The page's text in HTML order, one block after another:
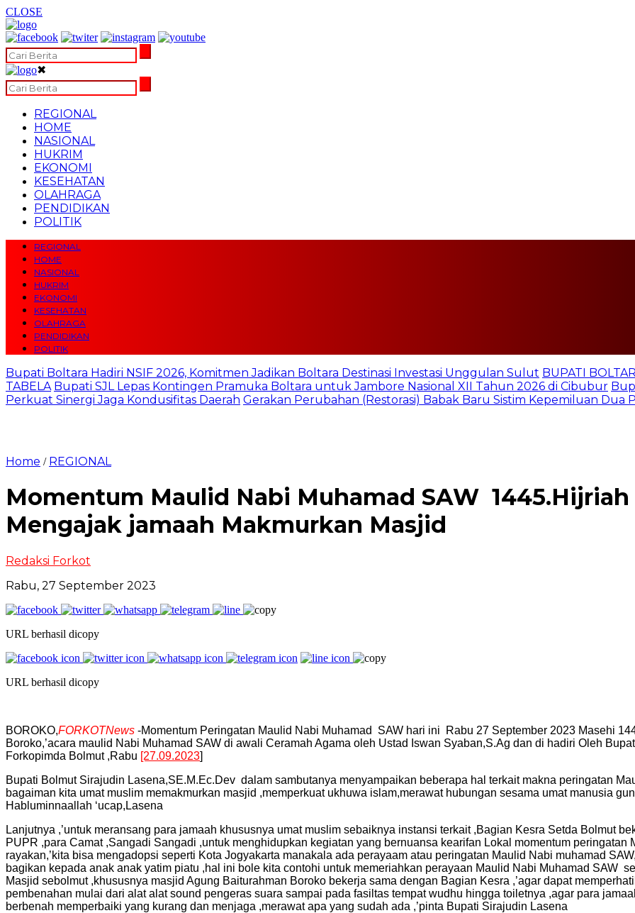
CLOSE
✖
REGIONAL
HOME
NASIONAL
HUKRIM
EKONOMI
KESEHATAN
OLAHRAGA
PENDIDIKAN
POLITIK
REGIONAL
HOME
NASIONAL
HUKRIM
EKONOMI
KESEHATAN
OLAHRAGA
PENDIDIKAN
POLITIK
Bupati Boltara Hadiri NSIF 2026, Komitmen Jadikan Boltara Destinasi Investasi Unggulan Sulut BUPATI
TABELA Bupati SJL Lepas Kontingen Pramuka Boltara untuk Jambore Nasional XII Tahun 2026 di Cibubur
Perkuat Sinergi Jaga Kondusifitas Daerah Gerakan Perubahan (Restorasi) Babak Baru Sistim Kepemiluan
Home / REGIONAL
Momentum Maulid Nabi Muhamad SAW
Mengajak jamaah Makmurkan Masjid
Redaksi Forkot
Rabu, 27 September 2023
URL berhasil dicopy
URL berhasil dicopy
BOROKO,FORKOTNews -Momentum Peringatan Maulid Nabi Muhamad SAW hari ini Rabu 27 September 2023 Masehi
Boroko,’acara maulid Nabi Muhamad SAW di awali Ceramah Agama oleh Ustad Iswan Syaban,S.Ag dan di hadiri Oleh
Forkopimda Bolmut ,Rabu [27.09.2023]
Bupati Bolmut Sirajudin Lasena,SE.M.Ec.Dev dalam sambutanya menyampaikan beberapa hal terkait makna peringatan
bagaiman kita umat muslim memakmurkan masjid ,memperkuat ukhuwa islam,merawat hubungan sesama umat manusia
Habluminnaallah ‘ucap,Lasena
Lanjutnya ,’untuk meransang para jamaah khususnya umat muslim sebaiknya instansi terkait ,Bagian Kesra Setda Bolmut
PUPR ,para Camat ,Sangadi Sangadi ,untuk menghidupkan kegiatan yang bernuansa kearifan Lokal momentum
rayakan,’kita bisa mengadopsi seperti Kota Jogyakarta manakala ada perayaam atau peringatan Maulid Nabi muhamad
bagikan kepada anak anak yatim piatu ,hal ini bole kita contohi untuk memeriahkan perayaan Maulid Nabi Muhamad SAW
Masjid sebolmut ,khususnya masjid Agung Baiturahman Boroko bekerja sama dengan Bagian Kesra ,’agar dapat
pembenahan mulai dari alat alat sound pengeras suara sampai pada fasiltas tempat wudhu hingga toiletnya ,agar para
berbenah memperbaiki yang kurang dan menjaga ,merawat apa yang sudah ada ,’pinta Bupati Sirajudin Lasena